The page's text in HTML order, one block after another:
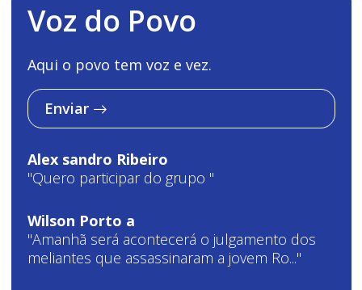
Voz do Povo
Aqui o povo tem voz e vez.
Enviar
Alex sandro Ribeiro
"Quero participar do grupo "
Wilson Porto a
"Amanhã será acontecerá o julgamento dos
meliantes que assassinaram a jovem Ro..."